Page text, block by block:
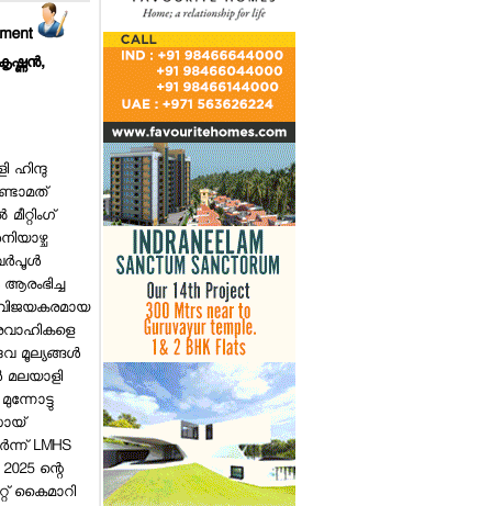
ഹിന്ദു
മൂല്യങ്ങള്‍
LMHS
ന്റെ
കൈമാറി